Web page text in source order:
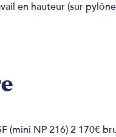
en hauteur (sur
(mini NP 216) 2 170€